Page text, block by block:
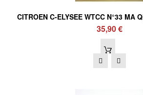
CITROEN C-ELYSEE WTCC N°33 MA
35,90 €